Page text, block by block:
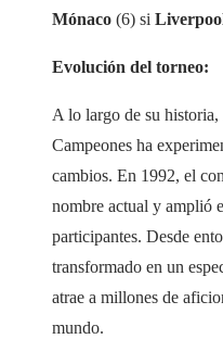
Mónaco (6) si
Evolución del torneo:
A lo largo de su
Campeones ha
cambios. En 1992, el
nombre actual y amplió
participantes. Desde
transformado en un
atrae a millones de
mundo.